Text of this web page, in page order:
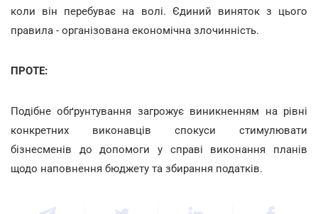
коли він перебуває на волі. Єдиний виняток з цього
правила - організована економічна злочинність.
ПРОТЕ:
Подібне обґрунтування загрожує виникненням на рівні
конкретних виконавців спокуси стимулювати
бізнесменів до допомоги у справі виконання планів
щодо наповнення бюджету та збирання податків.